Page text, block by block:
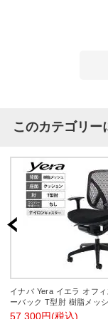
このカテゴリー
イナバ Yera イエラ オフィ
ーバック T型肘 樹脂メッ
SV0031
57,300円(税込)